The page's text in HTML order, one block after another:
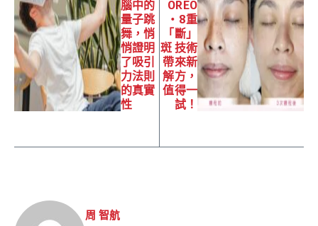
腦中的
量子跳
舞，悄
悄證明
了吸引
力法則
的真實
性
OREO
・8重
「斷」
斑 技術
帶來新
解方，
值得一
試！
周 智航